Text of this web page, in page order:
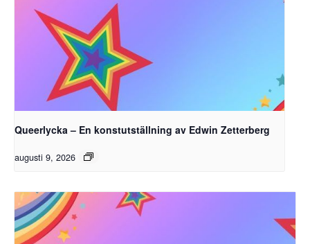
Queerlycka – En konstutställning av Edwin Zetterberg
augusti 9, 2026